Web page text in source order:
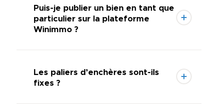
Puis-je publier un bien en tant que
particulier sur la plateforme
Winimmo ?
Les paliers d’enchères sont-ils
fixes ?